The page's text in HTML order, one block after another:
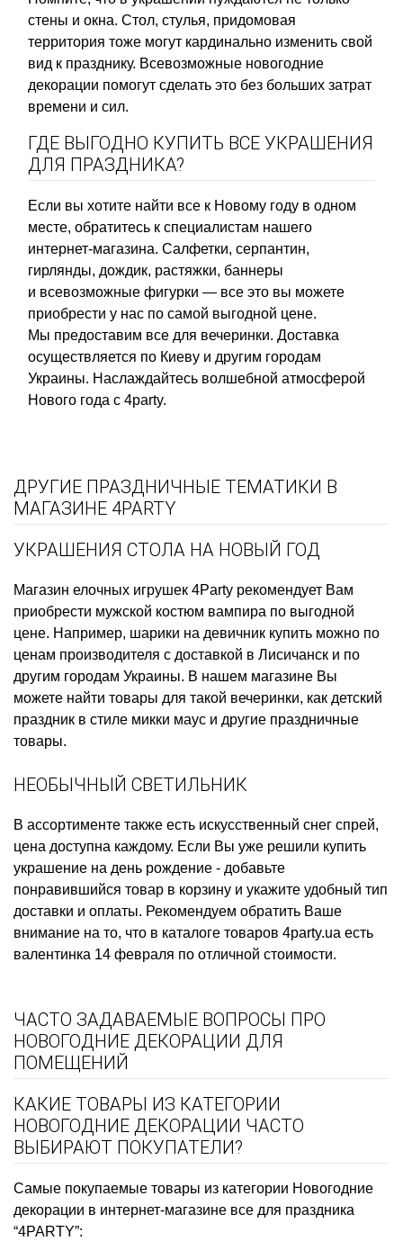
стены и окна. Стол, стулья, придомовая
территория тоже могут кардинально изменить свой
вид к празднику. Всевозможные новогодние
декорации помогут сделать это без больших затрат
времени и сил.
ГДЕ ВЫГОДНО КУПИТЬ ВСЕ УКРАШЕНИЯ
ДЛЯ ПРАЗДНИКА?
Если вы хотите найти все к Новому году в одном
месте, обратитесь к специалистам нашего
интернет-магазина. Салфетки, серпантин,
гирлянды, дождик, растяжки, баннеры
и всевозможные фигурки — все это вы можете
приобрести у нас по самой выгодной цене.
Мы предоставим все для вечеринки. Доставка
осуществляется по Киеву и другим городам
Украины. Наслаждайтесь волшебной атмосферой
Нового года с 4party.
ДРУГИЕ ПРАЗДНИЧНЫЕ ТЕМАТИКИ В
МАГАЗИНЕ 4PARTY
УКРАШЕНИЯ СТОЛА НА НОВЫЙ ГОД
Магазин елочных игрушек 4Party рекомендует Вам
приобрести мужской костюм вампира по выгодной
цене. Например, шарики на девичник купить можно по
ценам производителя с доставкой в Лисичанск и по
другим городам Украины. В нашем магазине Вы
можете найти товары для такой вечеринки, как детский
праздник в стиле микки маус и другие праздничные
товары.
НЕОБЫЧНЫЙ СВЕТИЛЬНИК
В ассортименте также есть искусственный снег спрей,
цена доступна каждому. Если Вы уже решили купить
украшение на день рождение - добавьте
понравившийся товар в корзину и укажите удобный тип
доставки и оплаты. Рекомендуем обратить Ваше
внимание на то, что в каталоге товаров 4party.ua есть
валентинка 14 февраля по отличной стоимости.
ЧАСТО ЗАДАВАЕМЫЕ ВОПРОСЫ ПРО
НОВОГОДНИЕ ДЕКОРАЦИИ ДЛЯ
ПОМЕЩЕНИЙ
КАКИЕ ТОВАРЫ ИЗ КАТЕГОРИИ
НОВОГОДНИЕ ДЕКОРАЦИИ ЧАСТО
ВЫБИРАЮТ ПОКУПАТЕЛИ?
Самые покупаемые товары из категории Новогодние
декорации в интернет-магазине все для праздника
“4PARTY”: